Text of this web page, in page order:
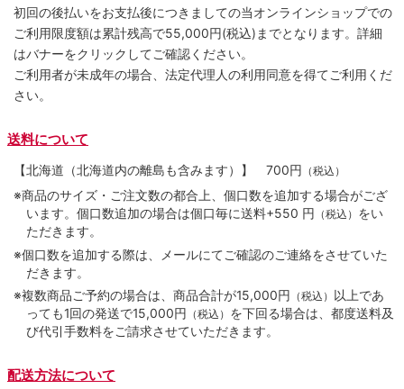
初回の後払いをお支払後につきましての当オンラインショップでの
ご利用限度額は累計残高で55,000円(税込)までとなります。詳細
はバナーをクリックしてご確認ください。
ご利用者が未成年の場合、法定代理人の利用同意を得てご利用くだ
さい。
送料について
【北海道（北海道内の離島も含みます）】 700円 （税込）
※商品のサイズ・ご注文数の都合上、個口数を追加する場合がござ
います。個口数追加の場合は個口毎に送料+550 円 （税込） をい
ただきます。
※個口数を追加する際は、メールにてご確認のご連絡をさせていた
だきます。
※複数商品ご予約の場合は、商品合計が15,000円
（税込）
以上であ
っても1回の発送で15,000円
（税込） を下回る場合は、都度送料及
び代引手数料をご請求させていただきます。
配送方法について